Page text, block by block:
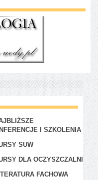
I SZKOLENIA
SUW
DLA OCZYSZCZALNI
FACHOWA